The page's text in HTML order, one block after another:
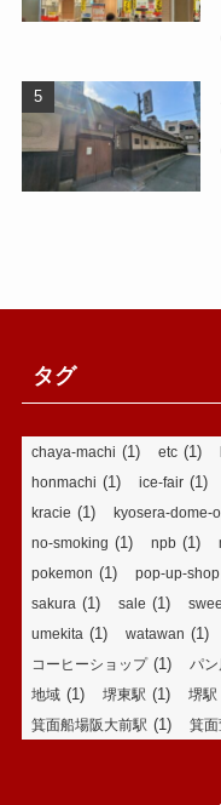
タグ
chaya-machi (1) etc (1)
honmachi (1) ice-fair (1)
kracie (1) kyosera-dome-
no-smoking (1) npb (1)
pokemon (1) pop-up-shop
sakura (1) sale (1)
umekita (1) watawan (1)
コーヒーショップ(1) パ
地域 (1) 堺東駅 (1) 堺駅
箕面船場阪大前駅 (1) 箕面